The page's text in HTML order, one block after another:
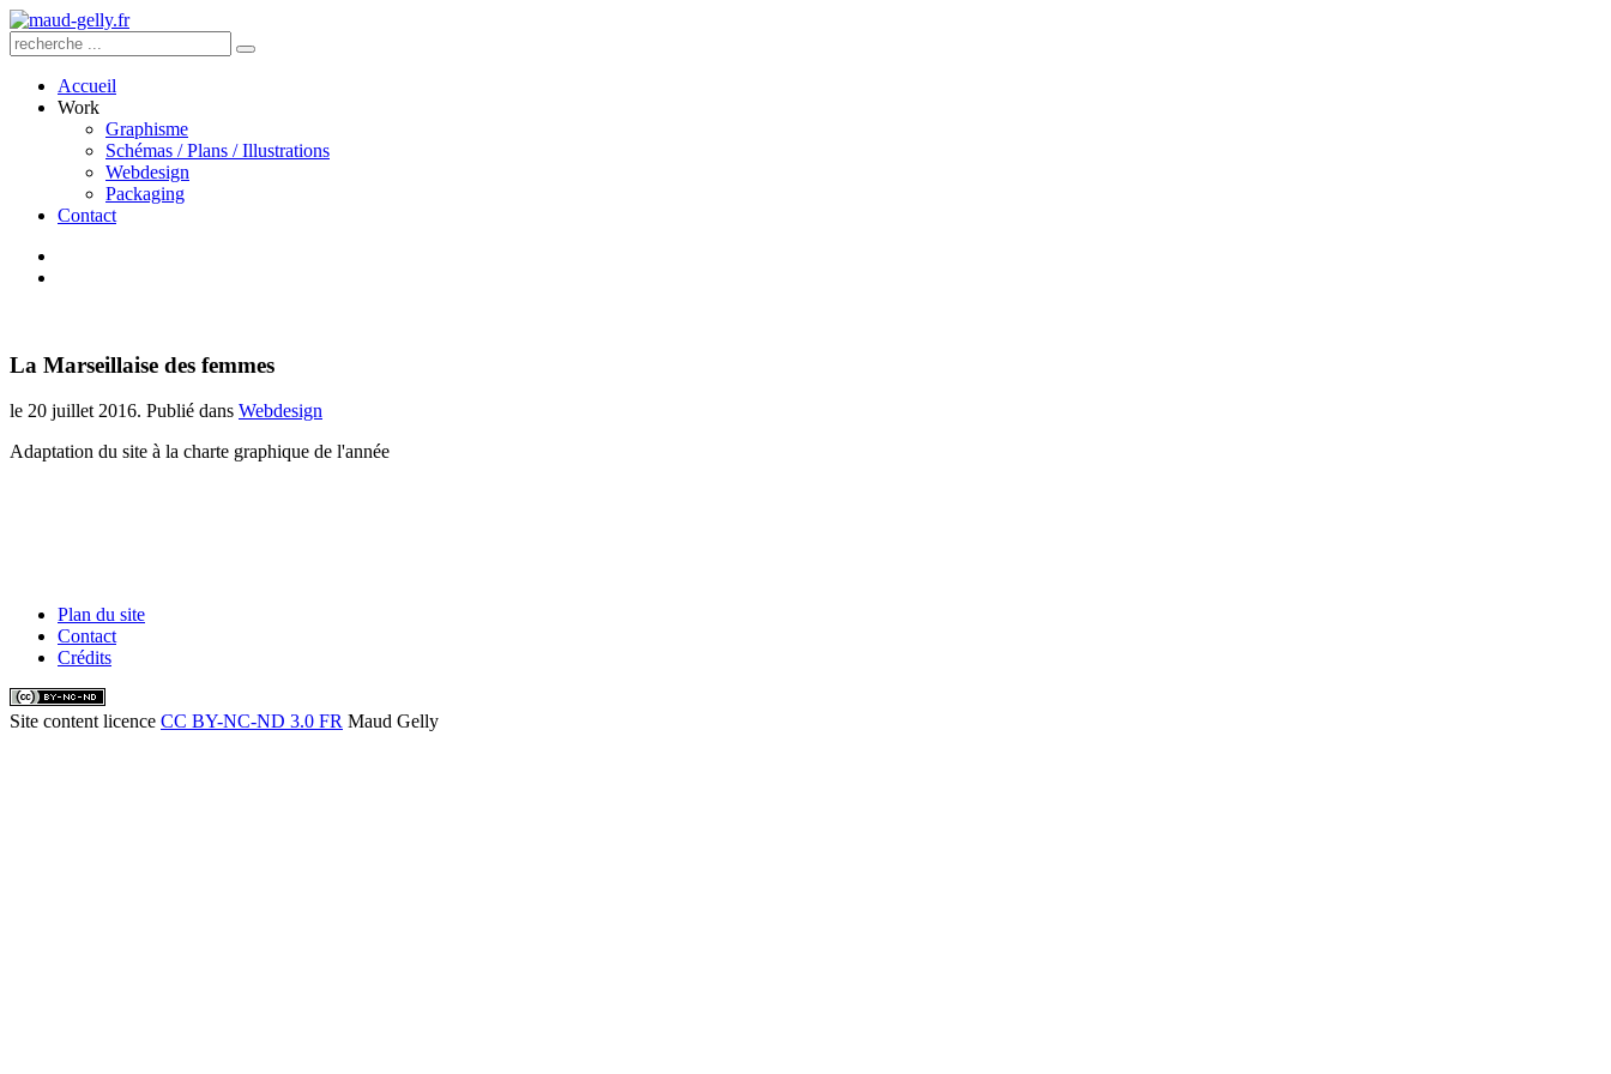
Accueil
Work
Graphisme
Schémas / Plans / Illustrations
Webdesign
Packaging
Contact
La Marseillaise des femmes
le 20 juillet 2016. Publié dans Webdesign
Adaptation du site à la charte graphique de l'année
Plan du site
Contact
Crédits
Site content licence CC BY-NC-ND 3.0 FR Maud Gelly